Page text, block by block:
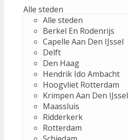
Alle steden
Alle steden
Berkel En Rodenrijs
Capelle Aan Den IJssel
Delft
Den Haag
Hendrik Ido Ambacht
Hoogvliet Rotterdam
Krimpen Aan Den IJssel
Maassluis
Ridderkerk
Rotterdam